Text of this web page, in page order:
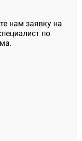
нам заявку на
по